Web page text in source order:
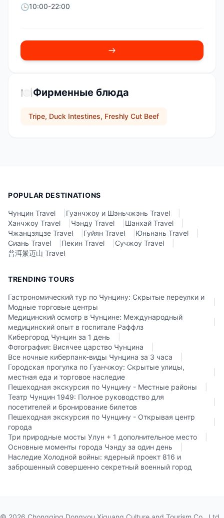
🕒10:00-22:00
🍽️Фирменные блюда
Tripe, Duck Intestines, Freshly Cut Beef
POPULAR DESTINATIONS
Чунцин Travel Гуанчжоу и Шэньчжэнь Travel
Ханчжоу Travel
Чэнду Travel Шанхай Travel
Чжанцзяцзе Travel
Гуйян Travel Юньнань Travel
Сиань Travel
Пекин Travel Сучжоу Travel
普洱景迈山 Travel
TRENDING TOURS
Гастрономический тур по Чунцину: Скрытые переулки и
Модные торговые центры
Медицинский осмотр в Чунцине: Международный
медицинский опыт в госпитале Раффлз
Кибергород Чунцин за 1 день
Фотография: Висячее царство Чунцина
Все ночные киберпанк-виды Чунцина за 3 часа
Городская прогулка по Гуанчжоу: Скрытые улицы,
местная еда и торговое наследие
Пешеходная экскурсия по Чунцину - Местные районы
Театр Чунцин 1949: Полное руководство для
посетителей и бронирование билетов
Пешеходная экскурсия по Чунцину - Открывая центр
города
Три природные мосты Улун + 1 дополнительное место
Основные моменты города Чэнду за один день
Наследие Холодной войны: ядерный проект 816 и
заброшенный совершенно секретный военный город